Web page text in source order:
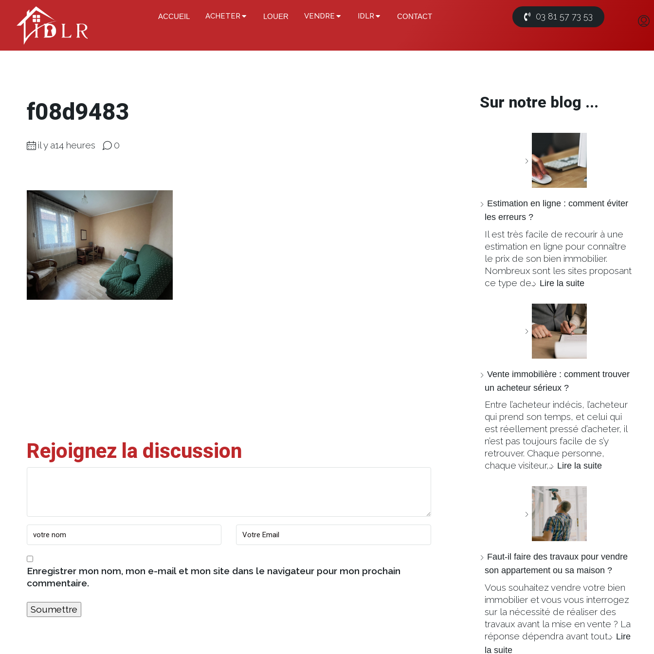
ACCUEIL ACHETER LOUER VENDRE IDLR CONTACT 03 81 57 73 53
f08d9483
il y a14 heures 0
Rejoignez la discussion
Enregistrer mon nom, mon e-mail et mon site dans le navigateur pour mon prochain
commentaire.
Sur notre blog ...
Estimation en ligne : comment éviter
les erreurs ?
Il est très facile de recourir à une
estimation en ligne pour connaître
le prix de son bien immobilier.
Nombreux sont les sites proposant
ce type de… Lire la suite
Vente immobilière : comment trouver
un acheteur sérieux ?
Entre l’acheteur indécis, l’acheteur
qui prend son temps, et celui qui
est réellement pressé d’acheter, il
n’est pas toujours facile de s’y
retrouver. Chaque personne,
chaque visiteur,… Lire la suite
Faut-il faire des travaux pour vendre
son appartement ou sa maison ?
Vous souhaitez vendre votre bien
immobilier et vous vous interrogez
sur la nécessité de réaliser des
travaux avant la mise en vente ? La
réponse dépendra avant tout… Lire
la suite